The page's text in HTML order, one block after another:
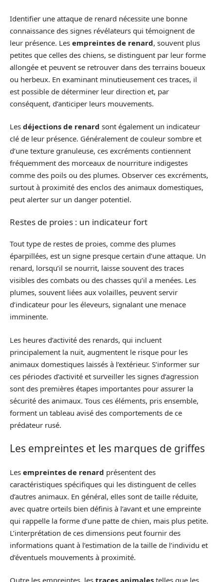
Identifier une attaque de renard nécessite une bonne
connaissance des signes révélateurs qui témoignent de
leur présence. Les empreintes de renard, souvent plus
petites que celles des chiens, se distinguent par leur forme
allongée et peuvent se retrouver dans des terrains boueux
ou herbeux. En examinant minutieusement ces traces, il
est possible de déterminer leur direction et, par
conséquent, d’anticiper leurs mouvements.
Les déjections de renard sont également un indicateur
clé de leur présence. Généralement de couleur sombre et
d’une texture granuleuse, ces excréments contiennent
fréquemment des morceaux de nourriture indigestes
comme des poils ou des plumes. Observer ces excréments,
surtout à proximité des enclos des animaux domestiques,
peut alerter sur un danger potentiel.
Restes de proies : un indicateur fort
Tout type de restes de proies, comme des plumes
éparpillées, est un signe presque certain d’une attaque. Un
renard, lorsqu’il se nourrit, laisse souvent des traces
visibles des combats ou des chasses qu’il a menées. Les
plumes, souvent liées aux volailles, peuvent servir
d’indicateur pour les éleveurs, signalant une menace
imminente.
Les heures d’activité des renards, qui incluent
principalement la nuit, augmentent le risque pour les
animaux domestiques laissés à l’extérieur. S’informer sur
ces périodes d’activité et surveiller les signes d’agression
sont des premières étapes importantes pour assurer la
sécurité des animaux. Tous ces éléments, pris ensemble,
forment un tableau avisé des comportements de ce
prédateur rusé.
Les empreintes et les marques de griffes
Les empreintes de renard présentent des
caractéristiques spécifiques qui les distinguent de celles
d’autres animaux. En général, elles sont de taille réduite,
avec quatre orteils bien définis à l’avant et une empreinte
qui rappelle la forme d’une patte de chien, mais plus petite.
L’interprétation de ces dimensions peut fournir des
informations quant à l’estimation de la taille de l’individu et
d’éventuels mouvements à proximité.
Outre les empreintes, les traces animales telles que les